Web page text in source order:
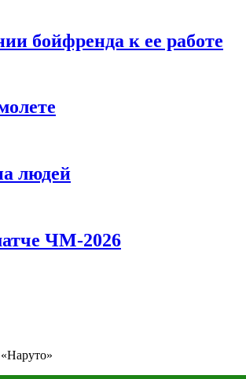
бойфренда к ее работе
людей
ЧМ-2026